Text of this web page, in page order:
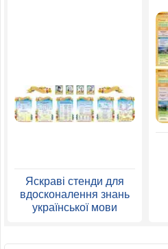
Яскраві стенди для
вдосконалення знань
української мови